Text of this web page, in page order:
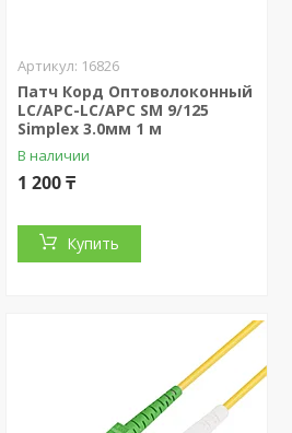
16826
Патч Корд Оптоволоконный
LC/APC-LC/APC SM 9/125
Simplex 3.0мм 1 м
В наличии
1 200 ₸
Купить